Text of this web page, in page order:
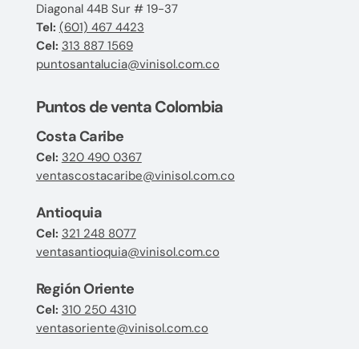
Diagonal 44B Sur # 19-37
Tel: (601) 467 4423
Cel: 313 887 1569
puntosantalucia@vinisol.com.co
Puntos de venta Colombia
Costa Caribe
Cel: 320 490 0367
ventascostacaribe@vinisol.com.co
Antioquia
Cel: 321 248 8077
ventasantioquia@vinisol.com.co
Región Oriente
Cel: 310 250 4310
ventasoriente@vinisol.com.co